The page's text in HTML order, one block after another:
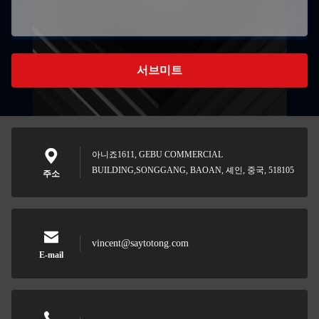
서브미트
주소
아니죠1611, GEBU COMMERCIAL
BUILDING,SONGGANG, BAOAN, 셰인, 중국, 518105
E-mail
vincent@saytotong.com